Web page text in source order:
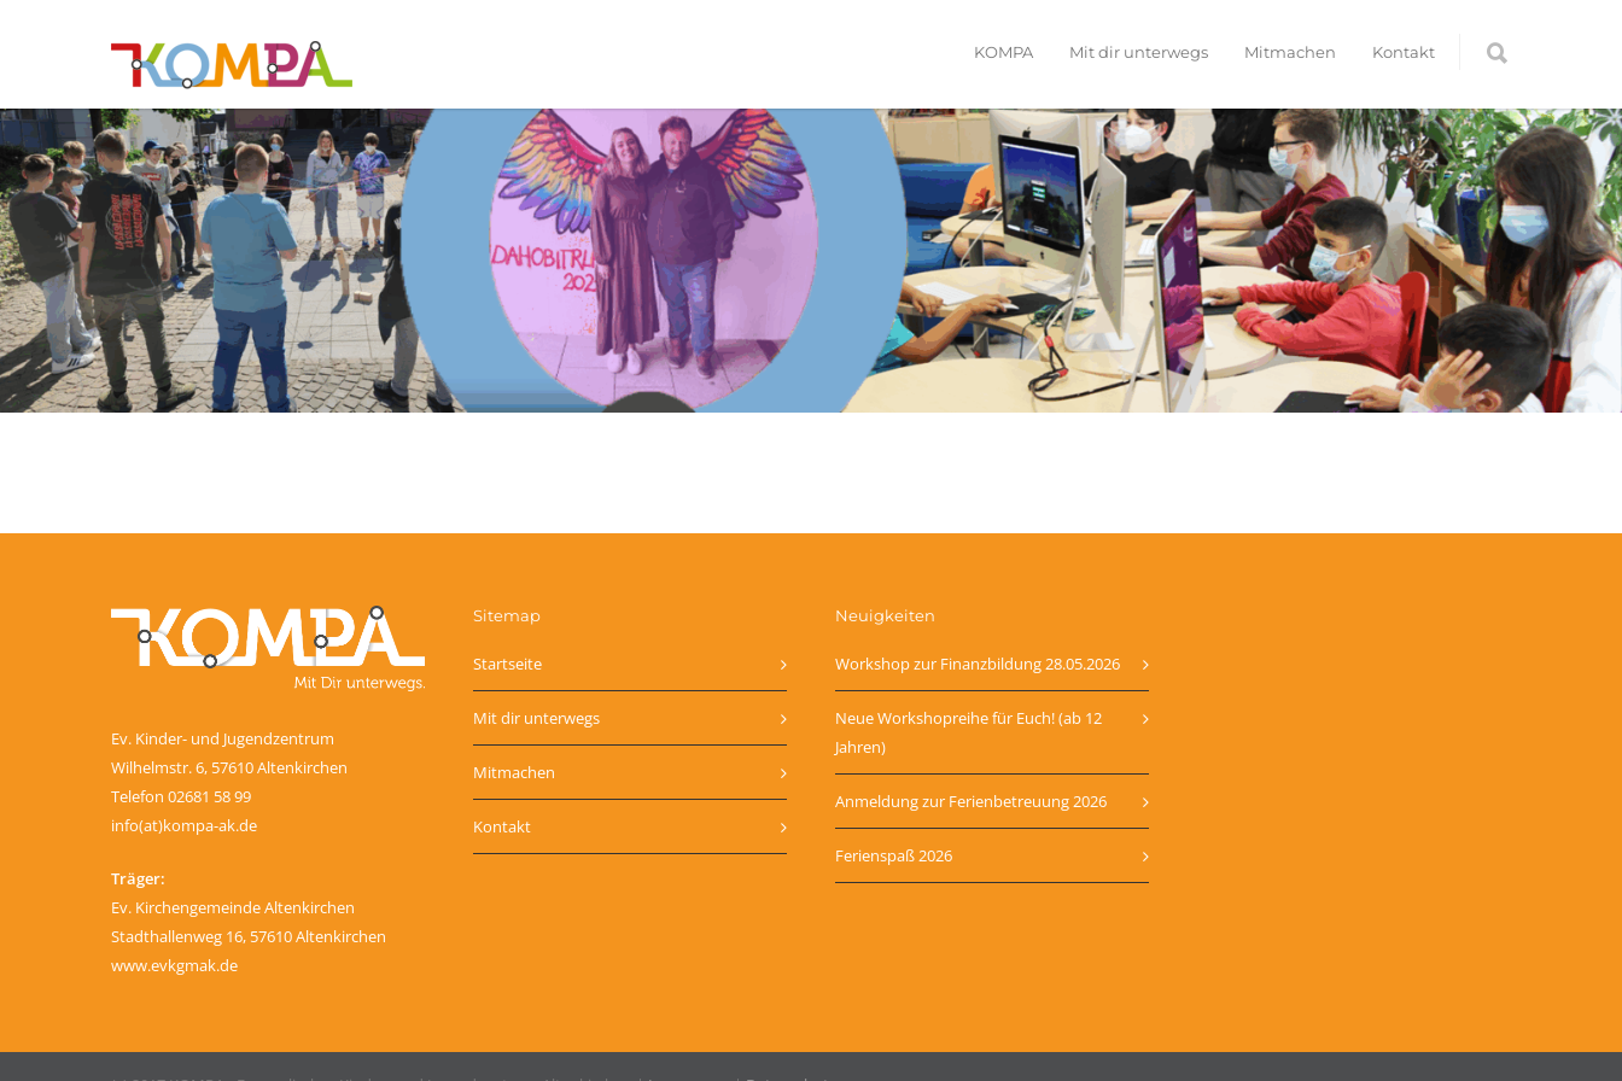
KOMPA Mit dir unterwegs Mitmachen Kontakt
Ev. Kinder- und Jugendzentrum
Wilhelmstr. 6, 57610 Altenkirchen
Telefon 02681 58 99
info(at)kompa-ak.de
Träger:
Ev. Kirchengemeinde Altenkirchen
Stadthallenweg 16, 57610 Altenkirchen
www.evkgmak.de
Sitemap
Startseite
Mit dir unterwegs
Mitmachen
Kontakt
Neuigkeiten
Workshop zur Finanzbildung 28.05.2026
Neue Workshopreihe für Euch! (ab 12
Jahren)
Anmeldung zur Ferienbetreuung 2026
Ferienspaß 2026